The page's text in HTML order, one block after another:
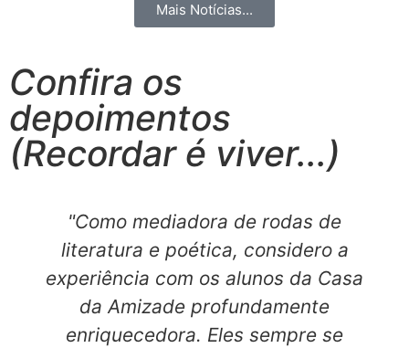
Mais Notícias...
Confira os
depoimentos
(Recordar é viver...)
"Como mediadora de rodas de
literatura e poética, considero a
experiência com os alunos da Casa
da Amizade profundamente
enriquecedora. Eles sempre se